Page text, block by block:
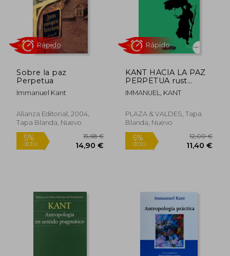
22,75 €
Sobre la paz
Perpetua
Immanuel Kant
Alianza Editorial, 2004,
Tapa Blanda, Nuevo
KANT HACIA LA PAZ
PERPETUA rust
P&ValdeS
IMMANUEL, KANT
PLAZA & VALDES, Tapa
Blanda, Nuevo